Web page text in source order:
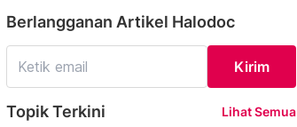
Berlangganan Artikel Halodoc
Kirim
Topik Terkini Lihat Semua